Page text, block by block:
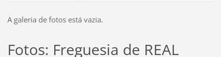
A galeria de fotos está vazia.
Fotos: Freguesia de REAL